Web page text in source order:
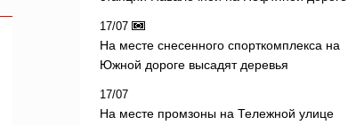
17/07
На месте снесенного спорткомплекса на
Южной дороге высадят деревья
17/07
На месте промзоны на Тележной улице